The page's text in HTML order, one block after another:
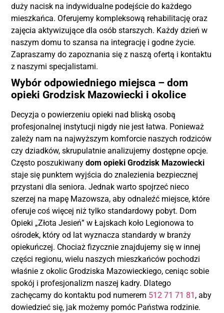
duży nacisk na indywidualne podejście do każdego
mieszkańca. Oferujemy kompleksową rehabilitację oraz
zajęcia aktywizujące dla osób starszych. Każdy dzień w
naszym domu to szansa na integrację i godne życie.
Zapraszamy do zapoznania się z naszą ofertą i kontaktu
z naszymi specjalistami.
Wybór odpowiedniego miejsca – dom
opieki Grodzisk Mazowiecki i okolice
Decyzja o powierzeniu opieki nad bliską osobą
profesjonalnej instytucji nigdy nie jest łatwa. Ponieważ
zależy nam na najwyższym komforcie naszych rodziców
czy dziadków, skrupulatnie analizujemy dostępne opcje.
Często poszukiwanydom opieki Grodzisk Mazowiecki
staje się punktem wyjścia do znalezienia bezpiecznej
przystani dla seniora. Jednak warto spojrzeć nieco
szerzej na mapę Mazowsza, aby odnaleźć miejsce, które
oferuje coś więcej niż tylko standardowy pobyt. Dom
Opieki „Złota Jesień” w Łajskach koło Legionowa to
ośrodek, który od lat wyznacza standardy w branży
opiekuńczej. Chociaż fizycznie znajdujemy się w innej
części regionu, wielu naszych mieszkańców pochodzi
właśnie z okolic Grodziska Mazowieckiego, ceniąc sobie
spokój i profesjonalizm naszej kadry. Dlatego
zachęcamy do kontaktu pod numerem 512 71 71 81 , aby
dowiedzieć się, jak możemy pomóc Państwa rodzinie.